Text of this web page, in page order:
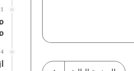
21
4 أكتوبر، 2023